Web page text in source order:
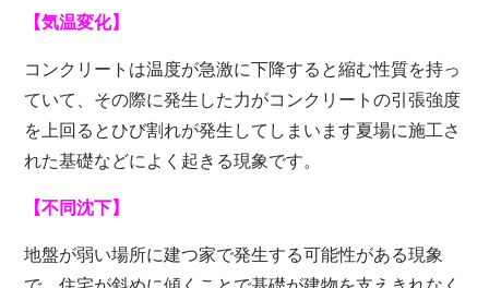
【気温変化】
コンクリートは温度が急激に下降すると縮む性質を持っ
ていて、その際に発生した力がコンクリートの引張強度
を上回るとひび割れが発生してしまいます夏場に施工さ
れた基礎などによく起きる現象です。
【不同沈下】
地盤が弱い場所に建つ家で発生する可能性がある現象